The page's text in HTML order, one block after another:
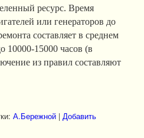
ресурс. Время
или генераторов до
составляет в среднем
10000-15000 часов (в
из правил составляют
А.Бережной | Добавить